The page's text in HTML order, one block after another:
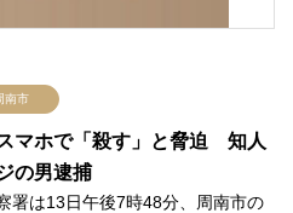
南市
マホで「殺す」と脅迫 知人
の男逮捕
署は13日午後7時48分、周南市の